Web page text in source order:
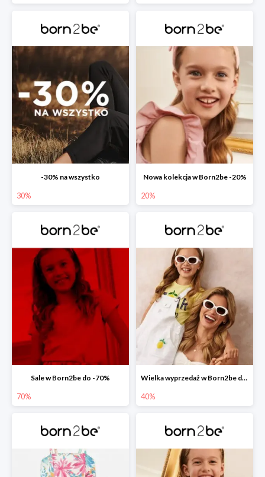
-30% na wszystko
30%
Nowa kolekcja w Born2be -20%
20%
Sale w Born2be do -70%
70%
Wielka wyprzedaż w Born2be do -40%
40%